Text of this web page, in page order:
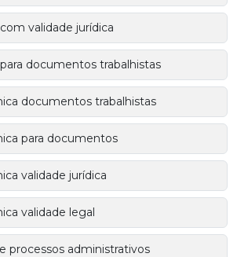
validade jurídica
documentos trabalhistas
documentos trabalhistas
para documentos
validade jurídica
validade legal
processos administrativos